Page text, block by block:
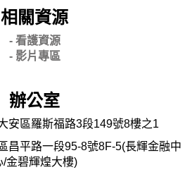
相關資源
- 看護資源
- 影片專區
辦公室
安區羅斯福路3段149號8樓之1
昌平路一段95-8號8F-5(長輝金融中
/金碧輝煌大樓)